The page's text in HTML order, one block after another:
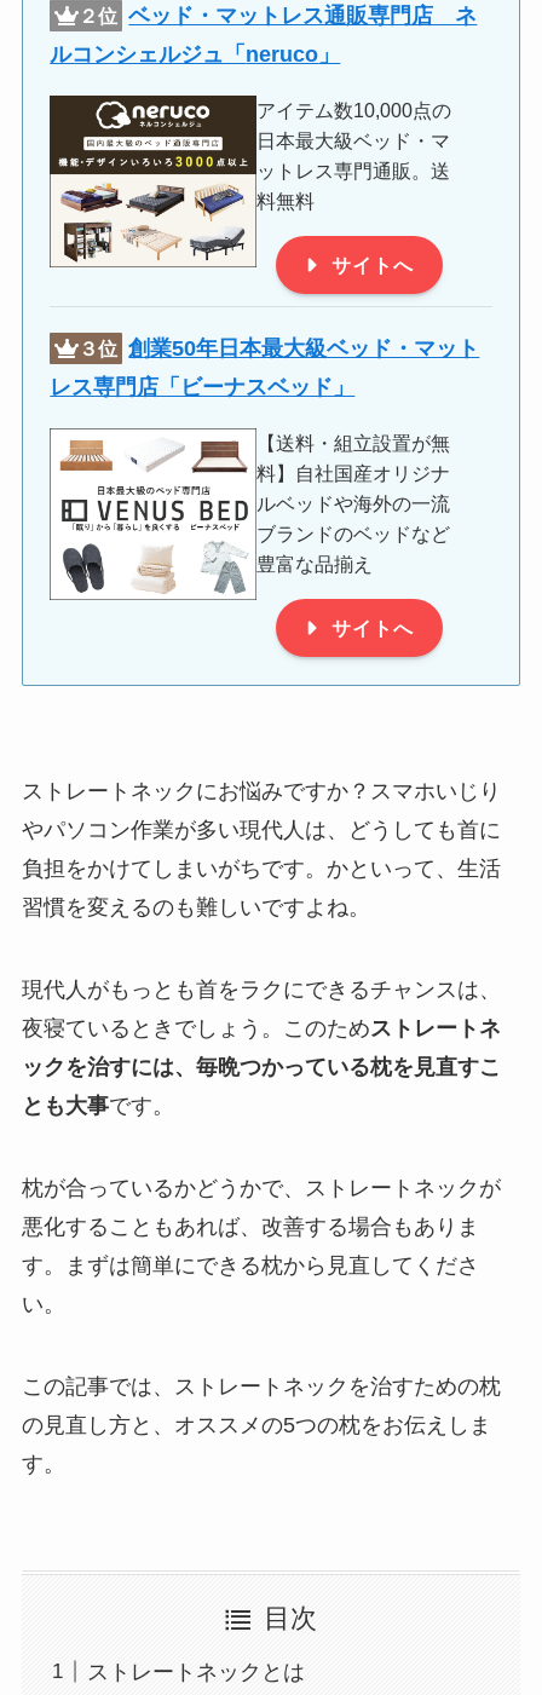
２位 ベッド・マットレス通販専門店 ネ
ルコンシェルジュ「 neruco 」
アイテム数10,000点の
日本最大級ベッド・マ
ットレス専門通販。送
料無料
サイトへ
３位 創業50年日本最大級ベッド・マット
レス専門店「ビーナスベッド」
【送料・組立設置が無
料】自社国産オリジナ
ルベッドや海外の一流
ブランドのベッドなど
豊富な品揃え
サイトへ
ストレートネックにお悩みですか？スマホいじり
やパソコン作業が多い現代人は、どうしても首に
負担をかけてしまいがちです。かといって、生活
習慣を変えるのも難しいですよね。
現代人がもっとも首をラクにできるチャンスは、
夜寝ているときでしょう。このためストレートネ
ックを治すには、毎晩つかっている枕を見直すこ
とも大事です。
枕が合っているかどうかで、ストレートネックが
悪化することもあれば、改善する場合もありま
す。まずは簡単にできる枕から見直してくださ
い。
この記事では、ストレートネックを治すための枕
の見直し方と、オススメの5つの枕をお伝えしま
す。
目次
ストレートネックとは